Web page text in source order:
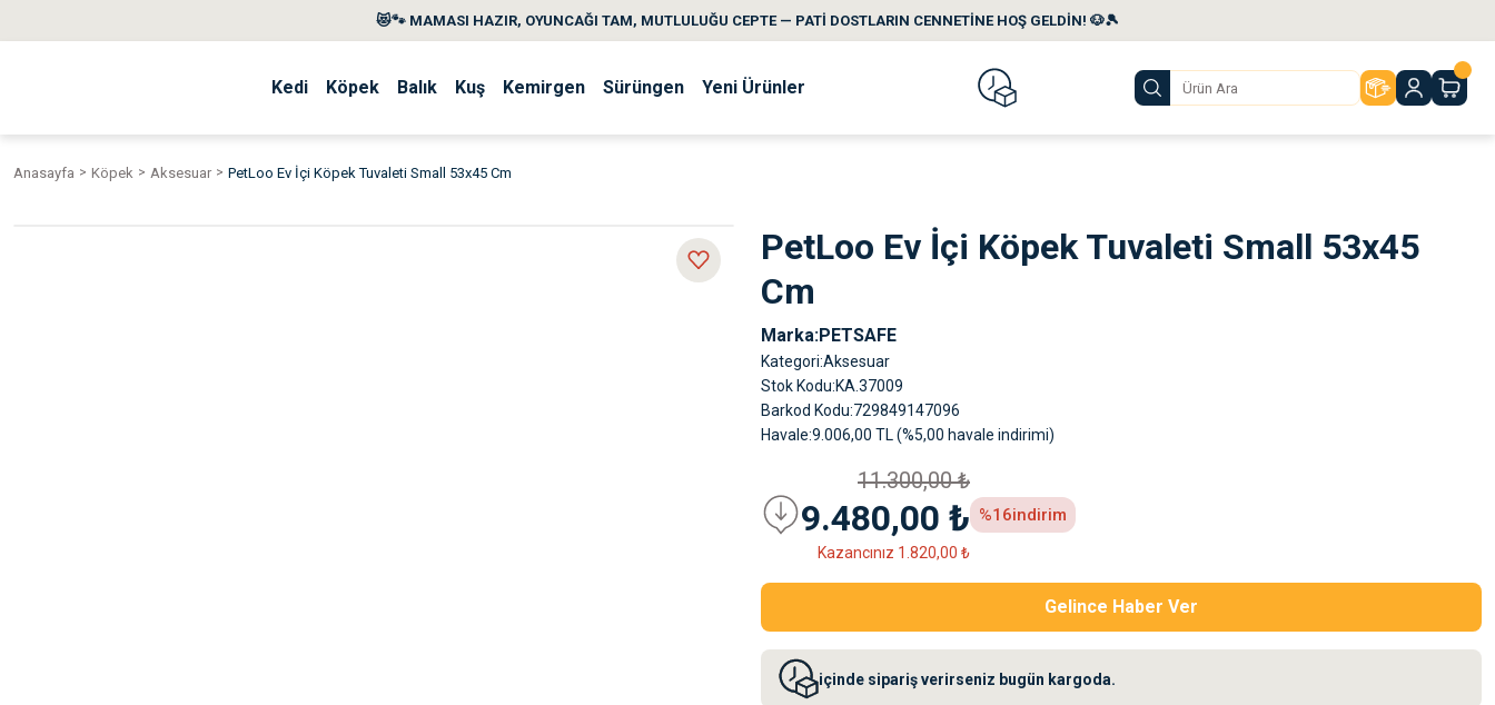
😻🐾 MAMASI HAZIR, OYUNCAĞI TAM, MUTLULUĞU CEPTE — PATİ DOSTLARIN CENNETİNE HOŞ GELDİN! 🐶🎾
Kedi Köpek Balık Kuş Kemirgen Sürüngen Yeni Ürünler
Anasayfa Köpek Aksesuar PetLoo Ev İçi Köpek Tuvaleti Small 53x45 Cm
PetLoo Ev İçi Köpek Tuvaleti Small 53x45
Cm
Marka PETSAFE
Kategori Aksesuar
Stok Kodu KA.37009
Barkod Kodu 729849147096
Havale 9.006,00 TL (%5,00 havale indirimi)
11.300,00 ₺
9.480,00 ₺
Kazancınız 1.820,00 ₺
%16indirim
Gelince Haber Ver
içinde sipariş verirseniz bugün kargoda.